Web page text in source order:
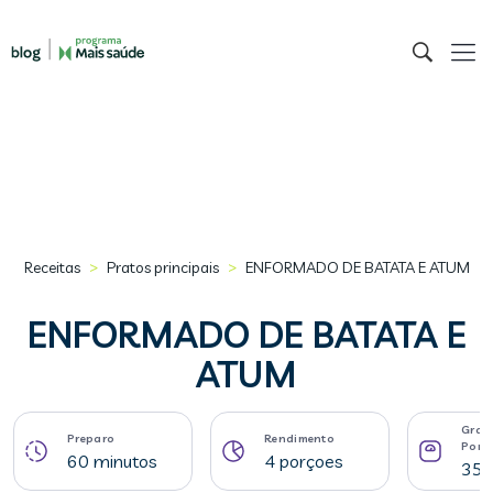
Receitas > Pratos principais > ENFORMADO DE BATATA E ATUM
ENFORMADO DE BATATA E
ATUM
Preparo
60 minutos
Rendimento
4 porçoes